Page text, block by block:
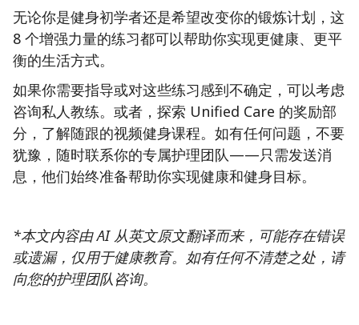
无论你是健身初学者还是希望改变你的锻炼计划，这
8 个增强力量的练习都可以帮助你实现更健康、更平
衡的生活方式。
如果你需要指导或对这些练习感到不确定，可以考虑
咨询私人教练。或者，探索 Unified Care 的奖励部
分，了解随跟的视频健身课程。如有任何问题，不要
犹豫，随时联系你的专属护理团队——只需发送消
息，他们始终准备帮助你实现健康和健身目标。
*本文内容由 AI 从英文原文翻译而来，可能存在错误
或遗漏，仅用于健康教育。如有任何不清楚之处，请
向您的护理团队咨询。